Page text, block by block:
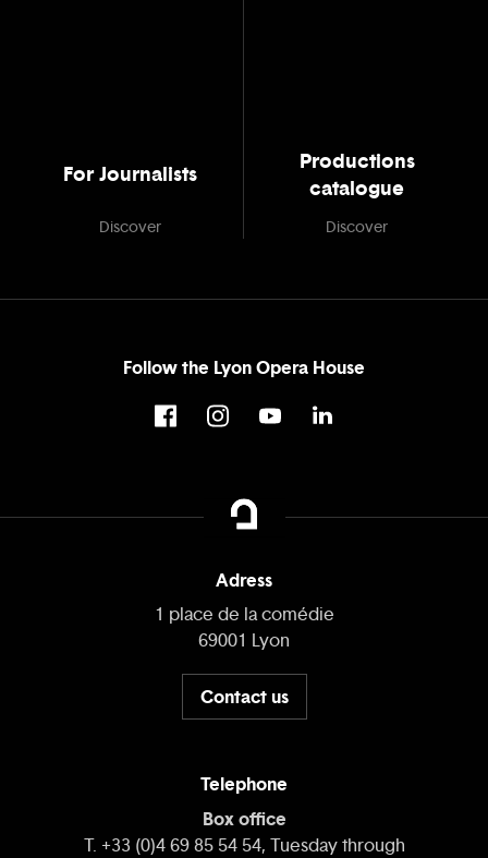
For Journalists
Discover
Productions
catalogue
Discover
Follow the Lyon Opera House
Adress
1 place de la comédie
69001 Lyon
Contact us
Telephone
Box office
T. +33 (0)4 69 85 54 54, Tuesday through